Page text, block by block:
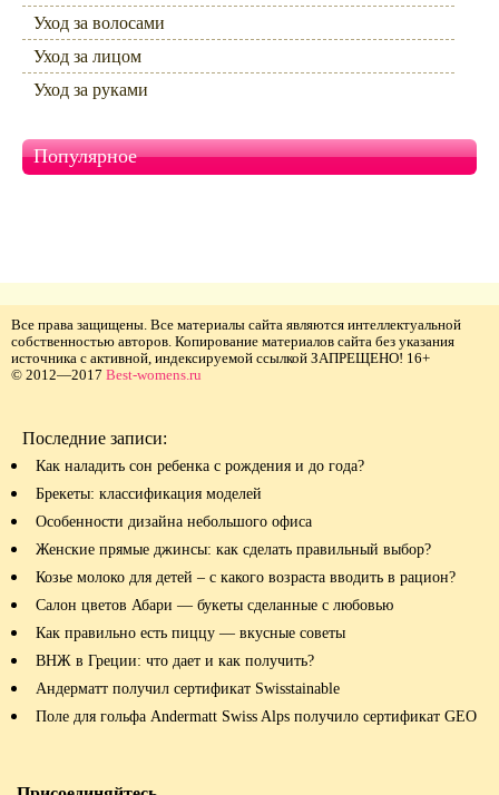
Уход за волосами
Уход за лицом
Уход за руками
Популярное
Все права защищены. Все материалы сайта являются интеллектуальной
собственностью авторов. Копирование материалов сайта без указания
источника с активной, индексируемой ссылкой ЗАПРЕЩЕНО! 16+
© 2012—2017 Best-womens.ru
Последние записи:
Как наладить сон ребенка с рождения и до года?
Брекеты: классификация моделей
Особенности дизайна небольшого офиса
Женские прямые джинсы: как сделать правильный выбор?
Козье молоко для детей – с какого возраста вводить в рацион?
Салон цветов Абари — букеты сделанные с любовью
Как правильно есть пиццу — вкусные советы
ВНЖ в Греции: что дает и как получить?
Андерматт получил сертификат Swisstainable
Поле для гольфа Andermatt Swiss Alps получило сертификат GEO